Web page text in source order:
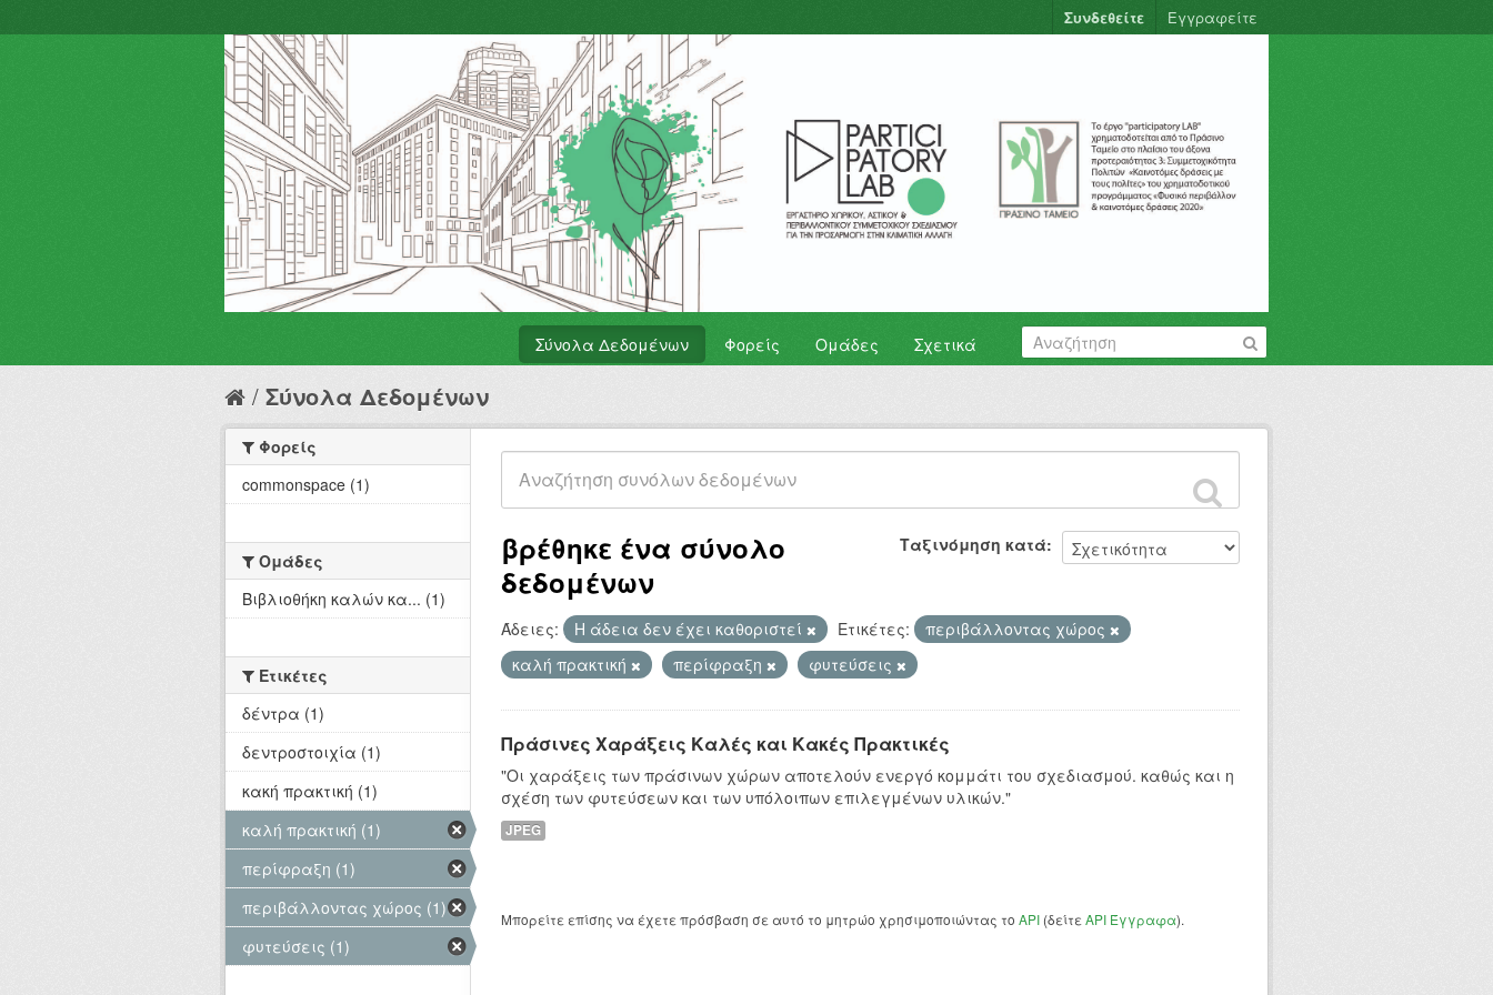
Συνδεθείτε Εγγραφείτε
Σύνολα Δεδομένων Φορείς Ομάδες Σχετικά
Σύνολα Δεδομένων
Ταξινόμηση κατά
βρέθηκε ένα σύνολο
δεδομένων
Άδειες: Η άδεια δεν έχει καθοριστεί Ετικέτες:
περιβάλλοντας χώρος
καλή πρακτική
περίφραξη φυτεύσεις
Πράσινες Χαράξεις Καλές και Κακές Πρακτικές
"Οι χαράξεις των πράσινων χώρων αποτελούν ενεργό κομμάτι του σχεδιασμού. καθώς και η
σχέση των φυτεύσεων και των υπόλοιπων επιλεγμένων υλικών."
JPEG
Μπορείτε επίσης να έχετε πρόσβαση σε αυτό το μητρώο χρησιμοποιώντας το API (δείτε API Έγγραφα).
Φορείς
commonspace (1)
Ομάδες
Βιβλιοθήκη καλών κα... (1)
Ετικέτες
δέντρα (1)
δεντροστοιχία (1)
κακή πρακτική (1)
καλή πρακτική (1)
περίφραξη (1)
περιβάλλοντας χώρος (1)
φυτεύσεις (1)